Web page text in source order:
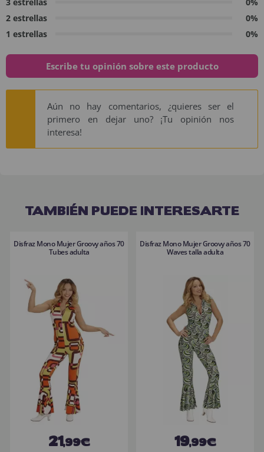
2 estrellas
0%
1 estrellas
0%
Escribe tu opinión sobre este producto
Aún no hay comentarios, ¿quieres ser el
primero en dejar uno? ¡Tu opinión nos
interesa!
TAMBIÉN PUEDE INTERESARTE
Disfraz Mono Mujer Groovy años 70
Tubes adulta
21,99€
Disfraz Mono Mujer Groovy años 70
Waves talla adulta
19,99€